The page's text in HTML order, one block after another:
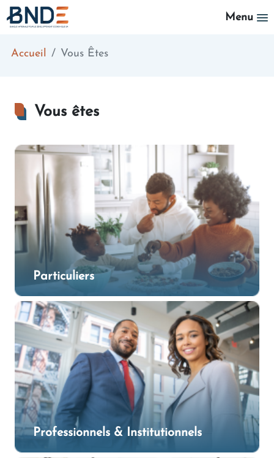
Aller au contenu principal
Menu
Accueil Vous Êtes
Vous êtes
Particuliers
Professionnels & Institutionnels